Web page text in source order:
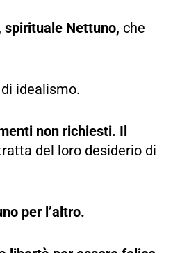
spirituale Nettuno, che
idealismo.
non richiesti. Il
del loro desiderio di
per l’altro.